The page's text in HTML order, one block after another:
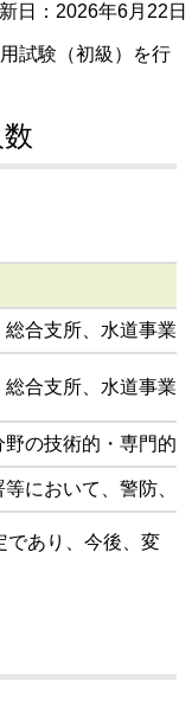
日：2026年6月22日
試験（初級）を行
総合支所、水道事業
総合支所、水道事業
野の技術的・専門的
等において、警防、
であり、今後、変